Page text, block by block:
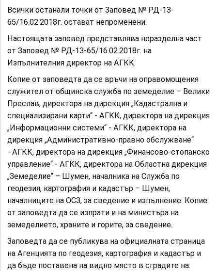
Всички останали точки от Заповед № РД-13-
65/16.02.2018г. остават непроменени.
Настоящата заповед представлява неразделна част
от Заповед № РД-13-65/16.02.2018г. на
Изпълнителния директор на АГКК.
Копие от заповедта да се връчи на оправомощения
служител от общинска служба по земеделие – Велики
Преслав, директора на дирекция „Кадастрална и
специализирани карти“ - АГКК, директора на дирекция
„Информационни системи“ - АГКК, директора на
дирекция „Административно-правно обслужване“
- АГКК, директора на дирекция „Финансово-стопанско
управление“ - АГКК, директора на Областна дирекция
„Земеделие“ – Шумен, началника на Служба по
геодезия, картография и кадастър – Шумен,
началниците на ОСЗ, за сведение и изпълнение. Копие
от заповедта да се изпрати и на министъра на
земеделието, храните и горите, за сведение.
Заповедта да се публикува на официалната страница
на Агенцията по геодезия, картография и кадастър и
да бъде поставена на видно място в сградите на: